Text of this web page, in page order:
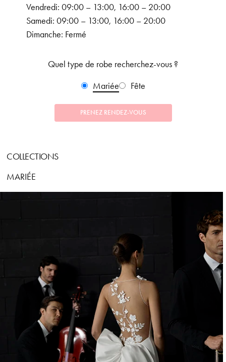
Vendredi: 09:00 – 13:00, 16:00 – 20:00
Samedi: 09:00 – 13:00, 16:00 – 20:00
Dimanche: Fermé
Quel type de robe recherchez-vous ?
Mariée
Fête
PRENEZ RENDEZ-VOUS
COLLECTIONS
MARIÉE